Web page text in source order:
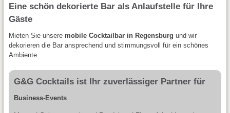
Eine schön dekorierte Bar als Anlaufstelle für Ihre
Gäste
Mieten Sie unsere mobile Cocktailbar in Regensburg und wir
dekorieren die Bar ansprechend und stimmungsvoll für ein schönes
Ambiente.
G&G Cocktails ist Ihr zuverlässiger Partner für
Business-Events